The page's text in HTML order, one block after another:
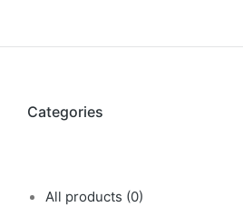
Categories
All products (0)